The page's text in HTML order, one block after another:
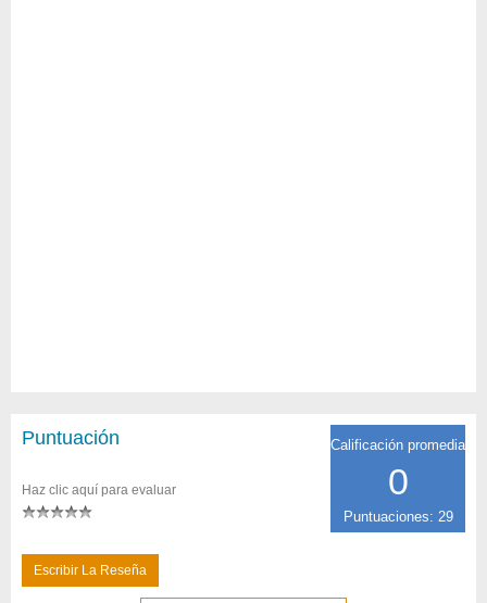
Calificación promedia
0
Puntuaciones: 29
Puntuación
Haz clic aquí para evaluar
Escribir La Reseña